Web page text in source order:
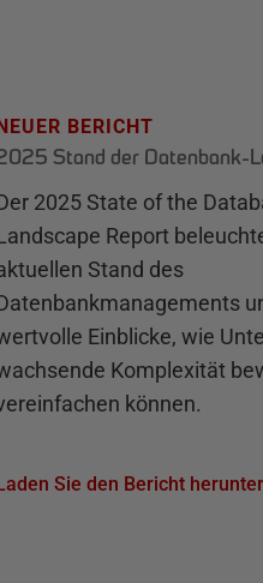
BERICHT
Stand der Datenbank-
2025 State of the
Report
Stand des
Einblicke, wie
Komplexität
können.
Sie den Bericht